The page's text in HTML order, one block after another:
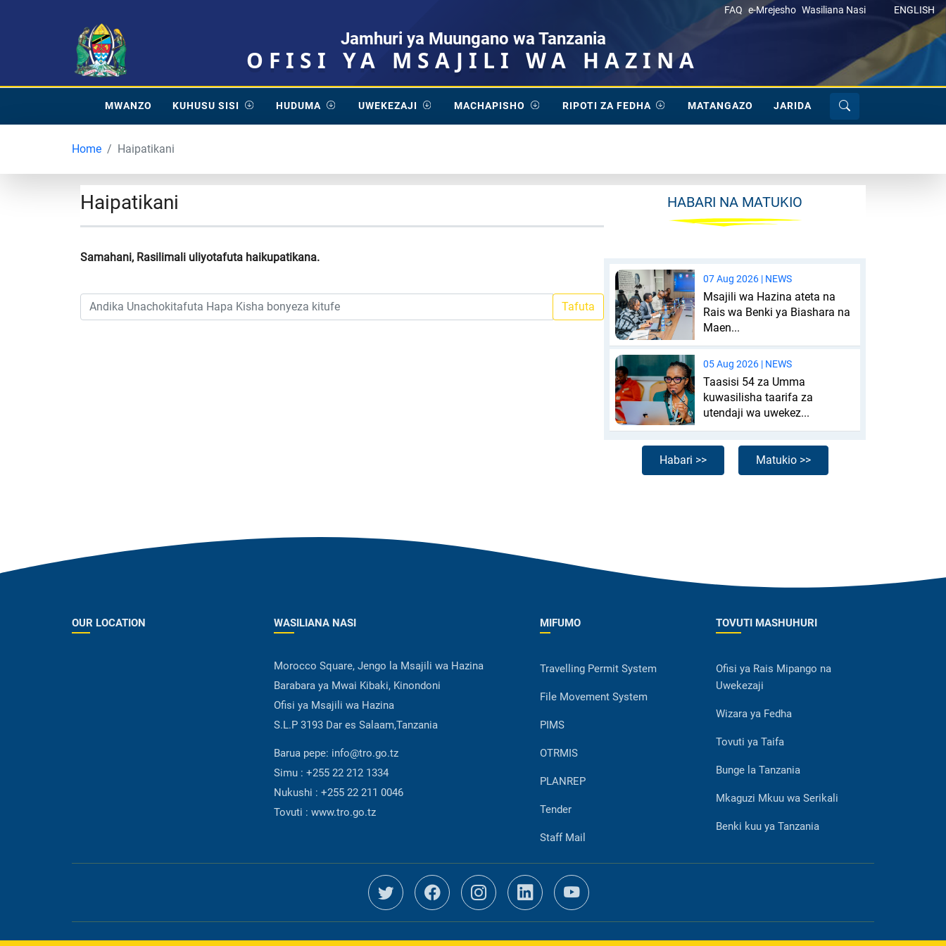
FAQ e-Mrejesho Wasiliana Nasi ENGLISH
Jamhuri ya Muungano wa Tanzania
OFISI YA MSAJILI WA HAZINA
MWANZO KUHUSU SISI HUDUMA UWEKEZAJI MACHAPISHO RIPOTI ZA FEDHA MATANGAZO JARIDA
Home Haipatikani
Haipatikani
Samahani, Rasilimali uliyotafuta haikupatikana.
Tafuta
HABARI NA MATUKIO
07 Aug 2026 | NEWS
Msajili wa Hazina ateta na
Rais wa Benki ya Biashara na
Maen...
05 Aug 2026 | NEWS
Taasisi 54 za Umma
kuwasilisha taarifa za
utendaji wa uwekez...
Habari >> Matukio >>
OUR LOCATION WASILIANA NASI
Morocco Square, Jengo la Msajili wa Hazina
Barabara ya Mwai Kibaki, Kinondoni
Ofisi ya Msajili wa Hazina
S.L.P 3193 Dar es Salaam,Tanzania
Barua pepe: info@tro.go.tz
Simu :+255 22 212 1334
Nukushi :+255 22 211 0046
Tovuti :www.tro.go.tz
MIFUMO
Travelling Permit System
File Movement System
PIMS
OTRMIS
PLANREP
Tender
Staff Mail
TOVUTI MASHUHURI
Ofisi ya Rais Mipango na
Uwekezaji
Wizara ya Fedha
Tovuti ya Taifa
Bunge la Tanzania
Mkaguzi Mkuu wa Serikali
Benki kuu ya Tanzania